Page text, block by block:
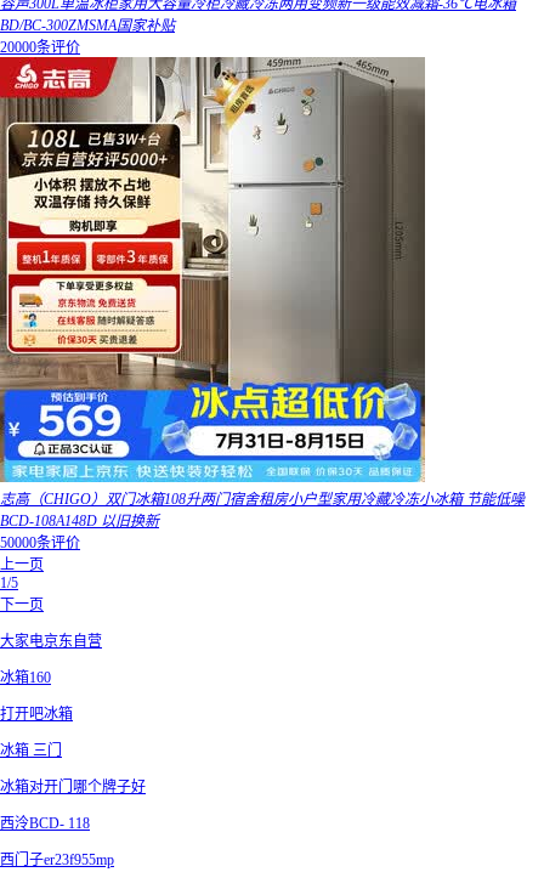
容声300L单温冰柜家用大容量冷柜冷藏冷冻两用变频新一级能效减霜-36℃电冰箱
BD/BC-300ZMSMA国家补贴
20000条评价
志高（CHIGO）双门冰箱108升两门宿舍租房小户型家用冷藏冷冻小冰箱 节能低噪
BCD-108A148D 以旧换新
50000条评价
上一页
1/5
下一页
大家电京东自营
冰箱160
打开吧冰箱
冰箱 三门
冰箱对开门哪个牌子好
西泠BCD- 118
西门子er23f955mp